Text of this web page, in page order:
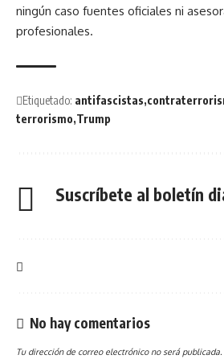
ningún caso fuentes oficiales ni
profesionales.
Etiquetado: antifascistas
terrorismo Trump
Suscríbete al boletín
No hay comentarios
Tu dirección de correo electrónico no será publicada.